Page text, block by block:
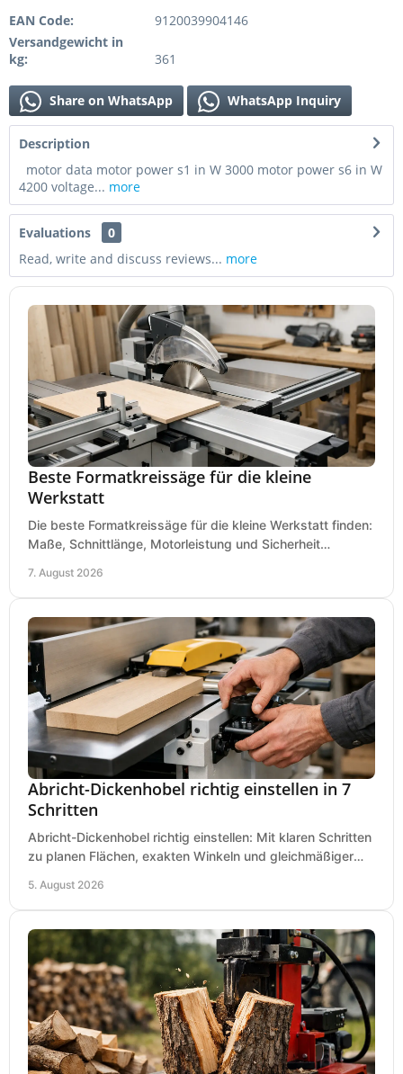
EAN Code:
9120039904146
Versandgewicht in
kg:
361
Share on WhatsApp WhatsApp Inquiry
Description
motor data motor power s1 in W 3000 motor power s6 in W
4200 voltage... more
Evaluations
0
Read, write and discuss reviews... more
Beste Formatkreissäge für die kleine
Werkstatt
Die beste Formatkreissäge für die kleine Werkstatt finden:
Maße, Schnittlänge, Motorleistung und Sicherheit
7. August 2026
Abricht-Dickenhobel richtig einstellen in 7
Schritten
Abricht-Dickenhobel richtig einstellen: Mit klaren Schritten
zu planen Flächen, exakten Winkeln und gleichmäßiger
5. August 2026